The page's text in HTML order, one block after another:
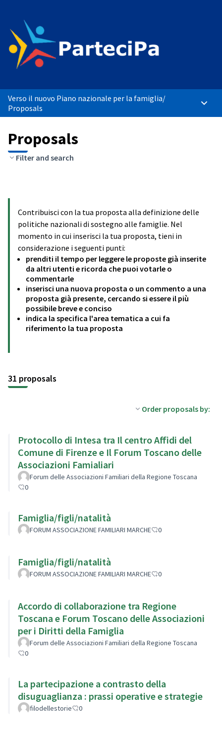
Verso il nuovo Piano nazionale per la famiglia/
Proposals
Main
Proposals
Filter and search
Contribuisci con la tua proposta alla definizione delle
politiche nazionali di sostegno alle famiglie. Nel
momento in cui inserisci la tua proposta, tieni in
considerazione i seguenti punti:
prenditi il tempo per leggere le proposte già inserite
da altri utenti e ricorda che puoi votarle o
commentarle
inserisci una nuova proposta o un commento a una
proposta già presente, cercando si essere il più
possibile breve e conciso
indica la specifica l'area tematica a cui fa
riferimento la tua proposta
31 proposals
Order proposals by:
Protocollo di Intesa tra Il centro Affidi del
Comune di Firenze e Il Forum Toscano delle
Associazioni Famialiari
Forum delle Associazioni Familiari della Regione Toscana
0
Famiglia/figli/natalità
FORUM ASSOCIAZIONE FAMILIARI MARCHE 0
Famiglia/figli/natalità
FORUM ASSOCIAZIONE FAMILIARI MARCHE 0
Accordo di collaborazione tra Regione
Toscana e Forum Toscano delle Associazioni
per i Diritti della Famiglia
Forum delle Associazioni Familiari della Regione Toscana
0
La partecipazione a contrasto della
disuguaglianza : prassi operative e strategie
filodellestorie 0